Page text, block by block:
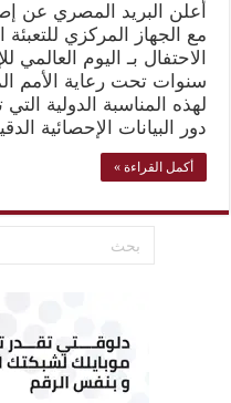
أعلن البريد المصري عن
مع الجهاز المركزي للتعبئة
الاحتفال بـ اليوم
سنوات تحت رعاية الأمم
لهذه المناسبة الدولية
دور البيانات الإحصائية
أكمل القراءة »